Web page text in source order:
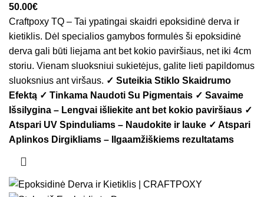
€
Craftpoxy TQ – Tai ypatingai skaidri epoksidinė derva ir
kietiklis. Dėl specialios gamybos formulės ši epoksidinė
derva gali būti liejama ant bet kokio paviršiaus, net iki 4cm
storiu. Vienam sluoksniui sukietėjus, galite lieti papildomus
sluoksnius ant viršaus. ✓ Suteikia Stiklo Skaidrumo
Efektą ✓ Tinkama Naudoti Su Pigmentais ✓ Savaime
Išsilygina – Lengvai išliekite ant bet kokio paviršiaus ✓
Atspari UV Spinduliams – Naudokite ir lauke ✓ Atspari
Aplinkos Dirgikliams – Ilgaamžiškiems rezultatams